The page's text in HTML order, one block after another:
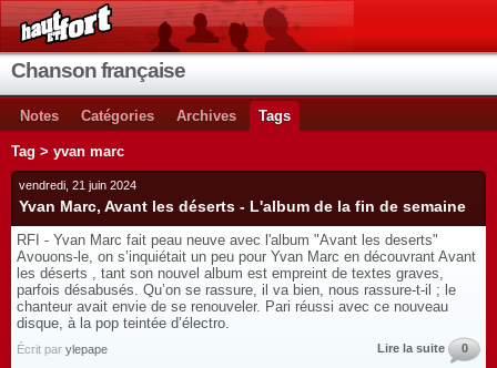
Chanson française
Notes Catégories Archives Tags
Tag > yvan marc
vendredi, 21 juin 2024
Yvan Marc, Avant les déserts - L'album de la fin de semaine
RFI - Yvan Marc fait peau neuve avec l'album "Avant les deserts"
Avouons-le, on s’inquiétait un peu pour Yvan Marc en découvrant Avant
les déserts , tant son nouvel album est empreint de textes graves,
parfois désabusés. Qu’on se rassure, il va bien, nous rassure-t-il ; le
chanteur avait envie de se renouveler. Pari réussi avec ce nouveau
disque, à la pop teintée d’électro.
Écrit par ylepape Lire la suite 0